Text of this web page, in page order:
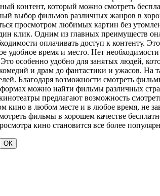
контент, который можно смотреть
выбор фильмов различных жанров в
просмотром любимых картин без
клик. Одним из главных преимуществ
оплачивать доступ к контенту.
удобное время и место. Нет
особенно удобно для занятых людей,
и драм до фантастики и ужасов. На
Благодаря возможности смотреть
можно найти фильмы различных
предлагают возможность
кино в любом месте и в любое время, не
фильмы в хорошем качестве
кино становится все более